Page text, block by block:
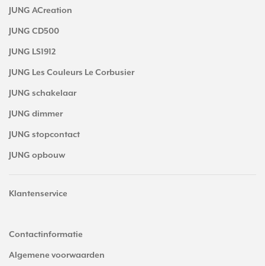
JUNG ACreation
JUNG CD500
JUNG LS1912
JUNG Les Couleurs Le Corbusier
JUNG schakelaar
JUNG dimmer
JUNG stopcontact
JUNG opbouw
Klantenservice
Contactinformatie
Algemene voorwaarden